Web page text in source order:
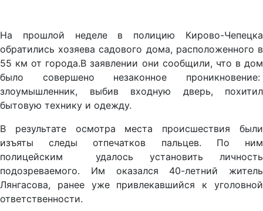
На прошлой неделе в полицию Кирово-Чепецка
обратились хозяева садового дома, расположенного в
55 км от города.В заявлении они сообщили, что в дом
было совершено незаконное проникновение:
злоумышленник, выбив входную дверь, похитил
бытовую технику и одежду.
В результате осмотра места происшествия были
изъяты следы отпечатков пальцев. По ним
полицейским удалось установить личность
подозреваемого. Им оказался 40-летний житель
Лянгасова, ранее уже привлекавшийся к уголовной
ответственности.